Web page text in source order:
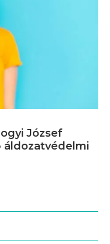
József
áldozatvédelmi